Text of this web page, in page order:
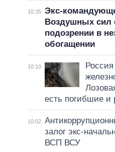
10:35 Экс-
Воздушных сил
подозрении в
обогащении
10:10
есть погибшие и
10:02
залог экс-
ВСП ВСУ